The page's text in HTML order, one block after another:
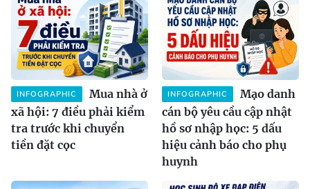
INFOGRAPHIC
Mua nhà ở
xã hội: 7 điều phải kiểm
tra trước khi chuyển
tiền đặt cọc
INFOGRAPHIC
Mạo danh
cán bộ yêu cầu cập nhật
hồ sơ nhập học: 5 dấu
hiệu cảnh báo cho phụ
huynh